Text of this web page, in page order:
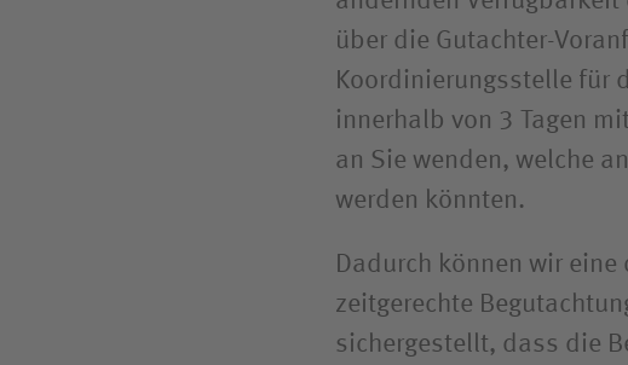
über die Gutachter-
Koordinierungsstelle für
innerhalb von 3 Tagen
an Sie wenden, welche
werden könnten.
Dadurch können wir
zeitgerechte
sichergestellt, dass die